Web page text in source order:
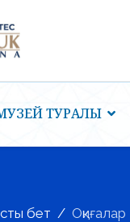
ТУРАЛЫ
бет Оқиғалар